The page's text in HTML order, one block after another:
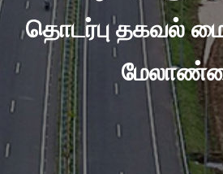
தொடர்பு தகவல்